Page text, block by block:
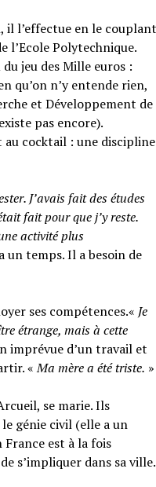
l’effectue en le couplant
l’Ecole Polytechnique.
jeu des Mille euros :
qu’on n’y entende rien,
et Développement de
pas encore).
au cocktail : une discipline
J’avais fait des études
fait pour que j’y reste.
activité plus
un temps. Il a besoin de
ses compétences.« Je
étrange, mais à cette
imprévue d’un travail et
«Ma mère a été triste. »
se marie. Ils
génie civil (elle a un
est à la fois
s’impliquer dans sa ville.